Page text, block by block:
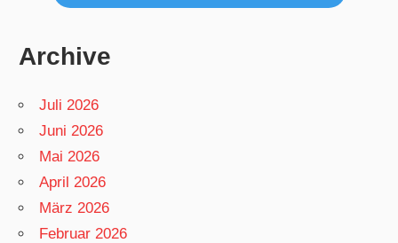
Archive
Juli 2026
Juni 2026
Mai 2026
April 2026
März 2026
Februar 2026